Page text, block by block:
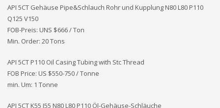
API 5CT Gehäuse Pipe&Schlauch Rohr und Kupplung N80 L80 P110
Q125 V150
FOB-Preis: UNS $666 / Ton
Min. Order: 20 Tons
API 5CT P110 Oil Casing Tubing with Stc Thread
FOB Price: US $550-750 / Tonne
min. Um: 1 Tonne
API 5CT K55 J55 N80 L80 P110 Öl-Gehäuse-Schläuche